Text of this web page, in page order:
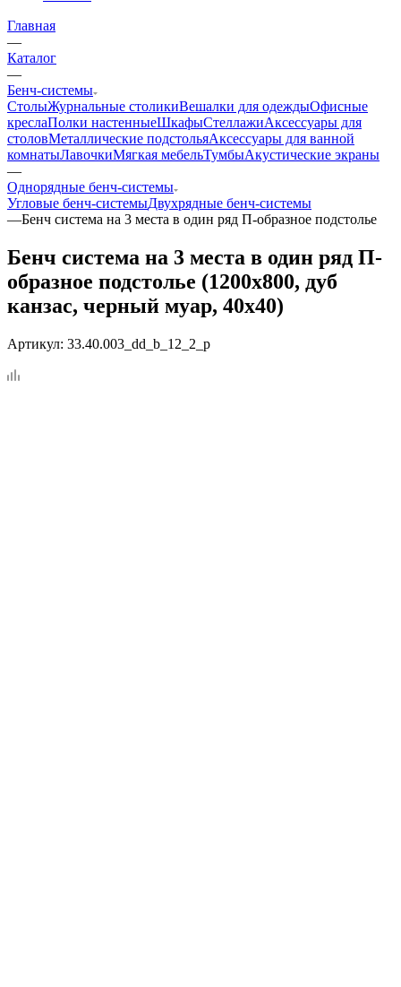
Главная
—
Каталог
—
Бенч-системы
СтолыЖурнальные столикиВешалки для одеждыОфисные
креслаПолки настенныеШкафыСтеллажиАксессуары для
столовМеталлические подстольяАксессуары для ванной
комнатыЛавочкиМягкая мебельТумбыАкустические экраны
—
Однорядные бенч-системы
Угловые бенч-системыДвухрядные бенч-системы
—Бенч система на 3 места в один ряд П-образное подстолье
Бенч система на 3 места в один ряд П-
образное подстолье (1200x800, дуб
канзас, черный муар, 40x40)
Артикул: 33.40.003_dd_b_12_2_p